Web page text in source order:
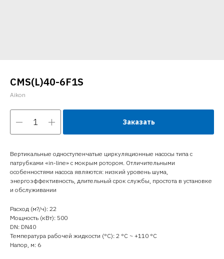
CMS(L)40-6F1S
Aikon
Заказать
Вертикальные одноступенчатые циркуляционные насосы типа с
патрубками «in-line» с мокрым ротором. Отличительными
особенностями насоса являются: низкий уровень шума,
энергоэффективность, длительный срок службы, простота в установке
и обслуживании
Расход (м?/ч): 22
Мощность (кВт): 500
DN: DN40
Температура рабочей жидкости (°C): 2 °С ~ +110 °С
Напор, м: 6